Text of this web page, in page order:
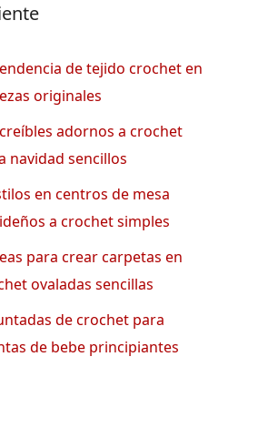
de tejido crochet en
originales
adornos a crochet
navidad sencillos
en centros de mesa
a crochet simples
para crear carpetas en
ovaladas sencillas
de crochet para
de bebe principiantes